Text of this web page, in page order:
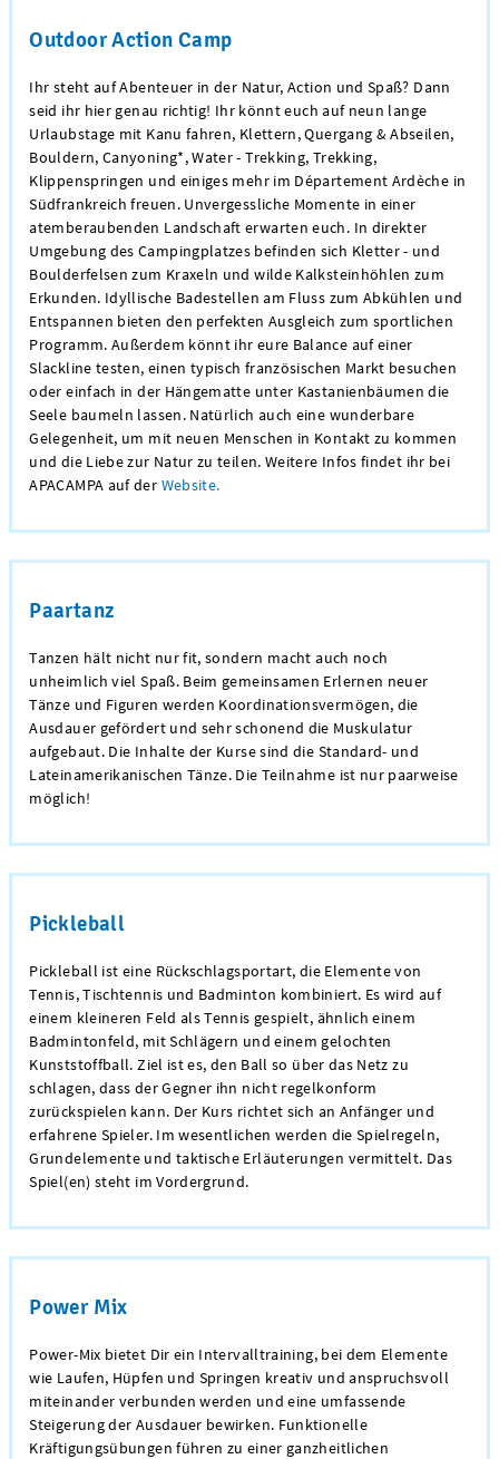
Outdoor Action Camp
Ihr steht auf Abenteuer in der Natur, Action und Spaß? Dann
seid ihr hier genau richtig! Ihr könnt euch auf neun lange
Urlaubstage mit Kanu fahren, Klettern, Quergang & Abseilen,
Bouldern, Canyoning*, Water - Trekking, Trekking,
Klippenspringen und einiges mehr im Département Ardèche in
Südfrankreich freuen. Unvergessliche Momente in einer
atemberaubenden Landschaft erwarten euch. In direkter
Umgebung des Campingplatzes befinden sich Kletter - und
Boulderfelsen zum Kraxeln und wilde Kalksteinhöhlen zum
Erkunden. Idyllische Badestellen am Fluss zum Abkühlen und
Entspannen bieten den perfekten Ausgleich zum sportlichen
Programm. Außerdem könnt ihr eure Balance auf einer
Slackline testen, einen typisch französischen Markt besuchen
oder einfach in der Hängematte unter Kastanienbäumen die
Seele baumeln lassen. Natürlich auch eine wunderbare
Gelegenheit, um mit neuen Menschen in Kontakt zu kommen
und die Liebe zur Natur zu teilen. Weitere Infos findet ihr bei
APACAMPA auf der Website.
Paartanz
Tanzen hält nicht nur fit, sondern macht auch noch
unheimlich viel Spaß. Beim gemeinsamen Erlernen neuer
Tänze und Figuren werden Koordinationsvermögen, die
Ausdauer gefördert und sehr schonend die Muskulatur
aufgebaut. Die Inhalte der Kurse sind die Standard- und
Lateinamerikanischen Tänze. Die Teilnahme ist nur paarweise
möglich!
Pickleball
Pickleball ist eine Rückschlagsportart, die Elemente von
Tennis, Tischtennis und Badminton kombiniert. Es wird auf
einem kleineren Feld als Tennis gespielt, ähnlich einem
Badmintonfeld, mit Schlägern und einem gelochten
Kunststoffball. Ziel ist es, den Ball so über das Netz zu
schlagen, dass der Gegner ihn nicht regelkonform
zurückspielen kann. Der Kurs richtet sich an Anfänger und
erfahrene Spieler. Im wesentlichen werden die Spielregeln,
Grundelemente und taktische Erläuterungen vermittelt. Das
Spiel(en) steht im Vordergrund.
Power Mix
Power-Mix bietet Dir ein Intervalltraining, bei dem Elemente
wie Laufen, Hüpfen und Springen kreativ und anspruchsvoll
miteinander verbunden werden und eine umfassende
Steigerung der Ausdauer bewirken. Funktionelle
Kräftigungsübungen führen zu einer ganzheitlichen